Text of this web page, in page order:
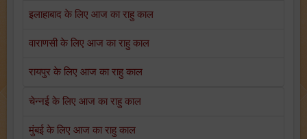
इलाहाबाद के लिए आज का राहु काल
वाराणसी के लिए आज का राहु काल
रायपुर के लिए आज का राहु काल
चेन्नई के लिए आज का राहु काल
मुंबई के लिए आज का राहु काल